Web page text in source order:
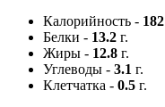
Калорийность - 182
Белки - 13.2 г.
Жиры - 12.8 г.
Углеводы - 3.1 г.
Клетчатка - 0.5 г.